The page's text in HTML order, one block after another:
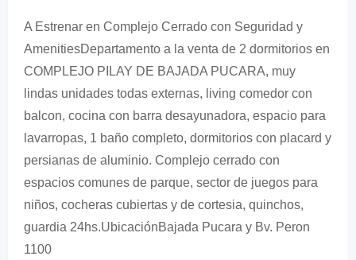
A Estrenar en Complejo Cerrado con Seguridad y
AmenitiesDepartamento a la venta de 2 dormitorios en
COMPLEJO PILAY DE BAJADA PUCARA, muy
lindas unidades todas externas, living comedor con
balcon, cocina con barra desayunadora, espacio para
lavarropas, 1 baño completo, dormitorios con placard y
persianas de aluminio. Complejo cerrado con
espacios comunes de parque, sector de juegos para
niños, cocheras cubiertas y de cortesia, quinchos,
guardia 24hs.UbicaciónBajada Pucara y Bv. Peron
1100